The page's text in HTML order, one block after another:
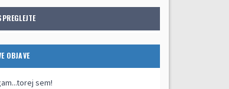
OBJAVE
sem!